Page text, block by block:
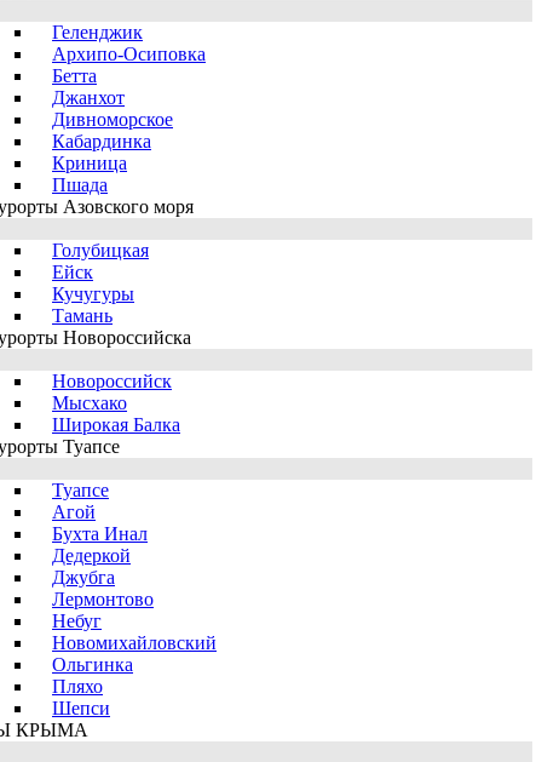
Геленджик
Архипо-Осиповка
Бетта
Джанхот
Дивноморское
Кабардинка
Криница
Пшада
Азовского моря
Голубицкая
Ейск
Кучугуры
Тамань
Новороссийска
Новороссийск
Мысхако
Широкая Балка
Туапсе
Туапсе
Агой
Бухта Инал
Дедеркой
Джубга
Лермонтово
Небуг
Новомихайловский
Ольгинка
Пляхо
Шепси
КРЫМА